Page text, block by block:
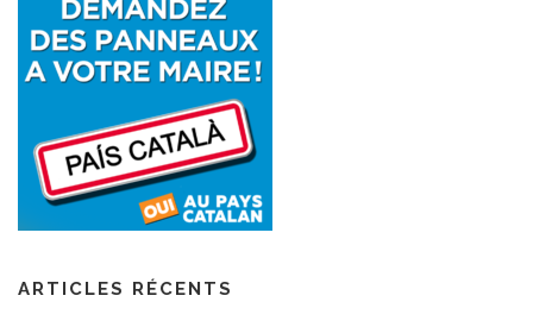
ARTICLES RÉCENTS